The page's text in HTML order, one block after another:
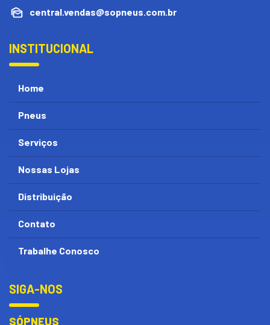
central.vendas@sopneus.com.br
INSTITUCIONAL
Home
Pneus
Serviços
Nossas Lojas
Distribuição
Contato
Trabalhe Conosco
SIGA-NOS
SÓPNEUS